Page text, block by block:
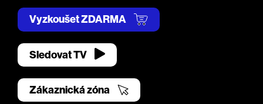
Vyzkoušet ZDARMA
Sledovat TV
Zákaznická zóna